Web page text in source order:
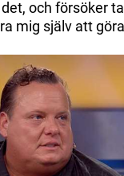
och försöker
mig själv att